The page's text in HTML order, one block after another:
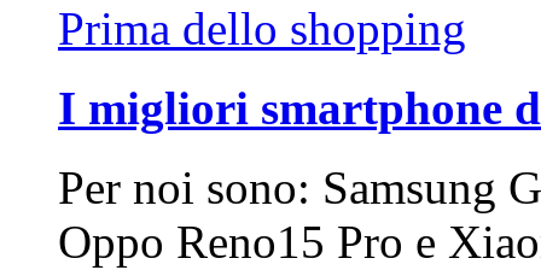
Prima dello shopping
I migliori smartphone
Per noi sono: Samsung
Oppo Reno15 Pro e